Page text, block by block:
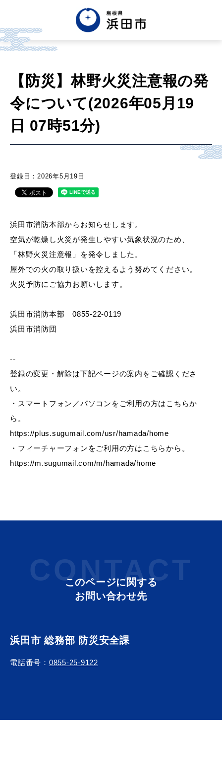
한글 Tiếng việt Tagalog
市政情報
健康・福祉・子育て
産業・ビジネス
教育・文化・ スポーツ
場面から探す
妊娠・出産 子育て
高齢者・介護 おくやみ
目的から探す
届出・証明 税金
【防災】林野火災注意報の発
令について(2026年05月19
日 07時51分)
登録日：2026年5月19日
浜田市消防本部からお知らせします。
空気が乾燥し火災が発生しやすい気象状況のため、
「林野火災注意報」を発令しました。
屋外での火の取り扱いを控えるよう努めてください。
火災予防にご協力お願いします。
浜田市消防本部 0855-22-0119
浜田市消防団
--
登録の変更・解除は下記ページの案内をご確認くださ
い。
・スマートフォン／パソコンをご利用の方はこちらか
ら。
https://plus.sugumail.com/usr/hamada/home
・フィーチャーフォンをご利用の方はこちらから。
https://m.sugumail.com/m/hamada/home
CONTACT
このページに関する
お問い合わせ先
浜田市 総務部 防災安全課
電話番号： 0855-25-9122